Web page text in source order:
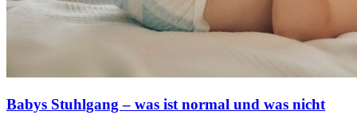
Babys Stuhlgang – was ist normal und was nicht